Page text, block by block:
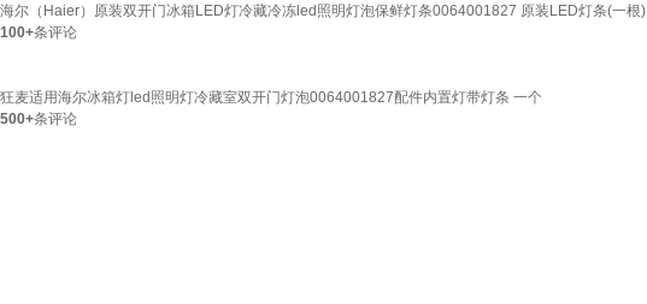
海尔（Haier）原装双开门冰箱LED灯冷藏冷冻led照明灯泡保鲜灯条0064001827 原装LED灯条(一根)
100+条评论
狂麦适用海尔冰箱灯led照明灯冷藏室双开门灯泡0064001827配件内置灯带灯条 一个
500+条评论